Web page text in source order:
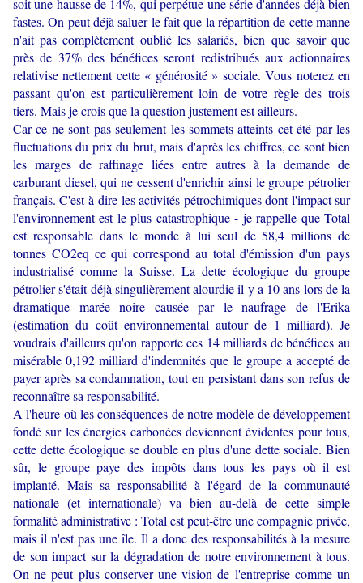
soit une hausse de 14%, qui perpétue une série d'années déjà bien
fastes. On peut déjà saluer le fait que la répartition de cette manne
n'ait pas complètement oublié les salariés, bien que savoir que
près de 37% des bénéfices seront redistribués aux actionnaires
relativise nettement cette « générosité » sociale. Vous noterez en
passant qu'on est particulièrement loin de votre règle des trois
tiers. Mais je crois que la question justement est ailleurs.
Car ce ne sont pas seulement les sommets atteints cet été par les
fluctuations du prix du brut, mais d'après les chiffres, ce sont bien
les marges de raffinage liées entre autres à la demande de
carburant diesel, qui ne cessent d'enrichir ainsi le groupe pétrolier
français. C'est-à-dire les activités pétrochimiques dont l'impact sur
l'environnement est le plus catastrophique - je rappelle que Total
est responsable dans le monde à lui seul de 58,4 millions de
tonnes CO2eq ce qui correspond au total d'émission d'un pays
industrialisé comme la Suisse. La dette écologique du groupe
pétrolier s'était déjà singulièrement alourdie il y a 10 ans lors de la
dramatique marée noire causée par le naufrage de l'Erika
(estimation du coût environnemental autour de 1 milliard). Je
voudrais d'ailleurs qu'on rapporte ces 14 milliards de bénéfices au
misérable 0,192 milliard d'indemnités que le groupe a accepté de
payer après sa condamnation, tout en persistant dans son refus de
reconnaître sa responsabilité.
A l'heure où les conséquences de notre modèle de développement
fondé sur les énergies carbonées deviennent évidentes pour tous,
cette dette écologique se double en plus d'une dette sociale. Bien
sûr, le groupe paye des impôts dans tous les pays où il est
implanté. Mais sa responsabilité à l'égard de la communauté
nationale (et internationale) va bien au-delà de cette simple
formalité administrative : Total est peut-être une compagnie privée,
mais il n'est pas une île. Il a donc des responsabilités à la mesure
de son impact sur la dégradation de notre environnement à tous.
On ne peut plus conserver une vision de l'entreprise comme un